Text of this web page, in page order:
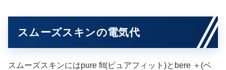
スムーズスキンの電気代
スムーズスキンにはpure fit(ピュアフィット)とbere ＋(ベ